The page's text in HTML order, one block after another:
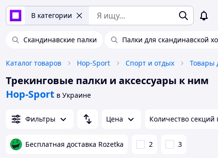
В категории
Скандинавские палки Палки для скандинавской
Каталог товаров Hop-Sport Спорт и отдых Товары
Трекинговые палки и аксессуары к ним
Hop-Sport в Украине
Фильтры Цена Количество секций
Бесплатная доставка Rozetka 2 3